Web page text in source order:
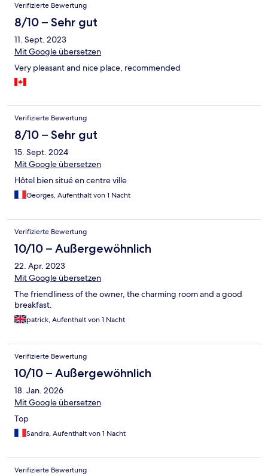
Verifizierte Bewertung
8/10 – Sehr gut
11. Sept. 2023
Mit Google übersetzen
Very pleasant and nice place, recommended
Verifizierte Bewertung
8/10 – Sehr gut
15. Sept. 2024
Mit Google übersetzen
Hôtel bien situé en centre ville
Georges, Aufenthalt von 1 Nacht
Verifizierte Bewertung
10/10 – Außergewöhnlich
22. Apr. 2023
Mit Google übersetzen
The friendliness of the owner, the charming room and a good
breakfast.
patrick, Aufenthalt von 1 Nacht
Verifizierte Bewertung
10/10 – Außergewöhnlich
18. Jan. 2026
Mit Google übersetzen
Top
Sandra, Aufenthalt von 1 Nacht
Verifizierte Bewertung